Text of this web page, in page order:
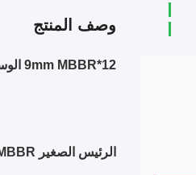
وصف المنتج
12*9mm MBBR الوسائط المرشحة مع اللون الأبيض ومادة HDPE العذراء
الرئيس الصغير MBBR مواد الوسائط المرشحة